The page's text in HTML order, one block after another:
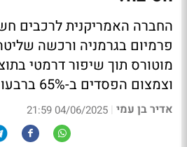
החברה האמריקנית לרכבים
פרמיום בגרמניה ורכשה
מוטורס תוך שיפור דרמטי
וצמצום הפסדים ב-65% ברבעון השני
אדיר בן עמי |
04/06/2025 21:59